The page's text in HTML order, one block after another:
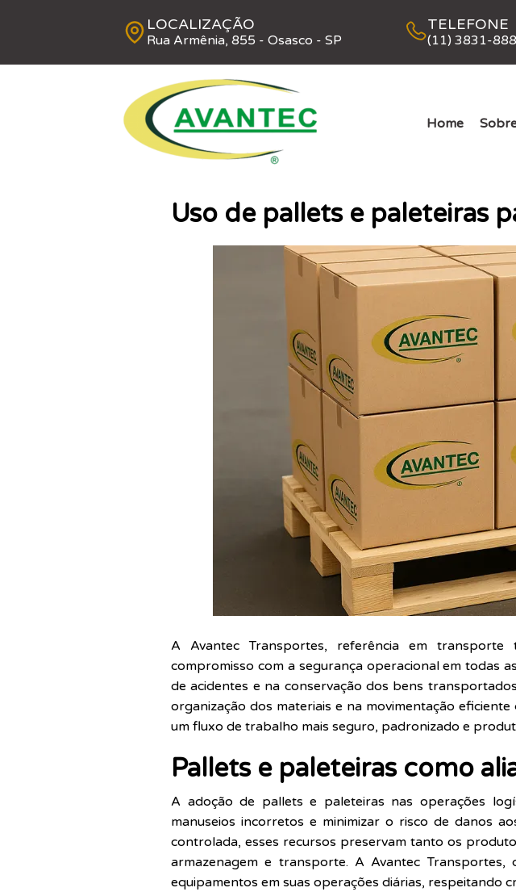
LOCALIZAÇÃO
Rua Armênia, 855 - Osasco - SP
TELEFONE
(11) 3831-
Home
Uso de pallets e paleteiras
A Avantec Transportes, referência em transporte
compromisso com a segurança operacional em todas
de acidentes e na conservação dos bens
organização dos materiais e na movimentação
um fluxo de trabalho mais seguro, padronizado e
Pallets e paleteiras como
A adoção de pallets e paleteiras nas operações
manuseios incorretos e minimizar o risco de danos
controlada, esses recursos preservam tanto os
armazenagem e transporte. A Avantec Transportes,
equipamentos em suas operações diárias, respeitando